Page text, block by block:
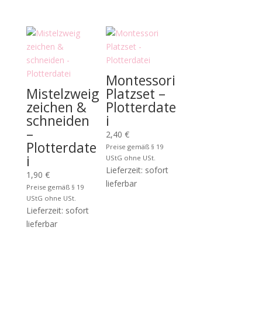
Mistelzweig
zeichen &
schneiden
–
Plotterdate
i
1,90 €
Preise gemäß § 19
UStG ohne USt.
Lieferzeit: sofort
lieferbar
Montessori
Platzset –
Plotterdate
i
2,40 €
Preise gemäß § 19
UStG ohne USt.
Lieferzeit: sofort
lieferbar